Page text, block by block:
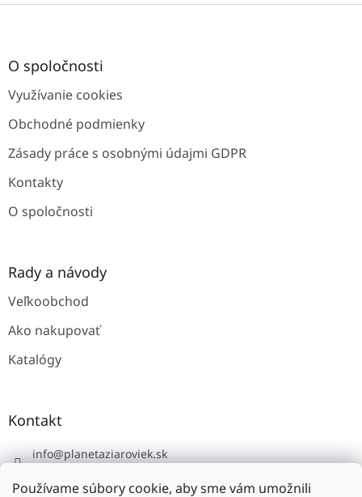
Používame súbory cookie, aby sme vám umožnili
Z
O spoločnosti
Využívanie cookies
Obchodné podmienky
Zásady práce s osobnými údajmi GDPR
Kontakty
O spoločnosti
Rady a návody
Veľkoobchod
Ako nakupovať
Katalógy
Kontakt
info@planetaziaroviek.sk